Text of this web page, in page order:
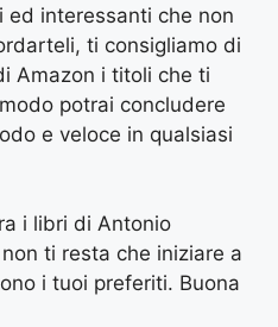
ed interessanti che non
ti consigliamo di
Amazon i titoli che ti
potrai concludere
e veloce in qualsiasi
i libri di Antonio
ti resta che iniziare a
i tuoi preferiti. Buona